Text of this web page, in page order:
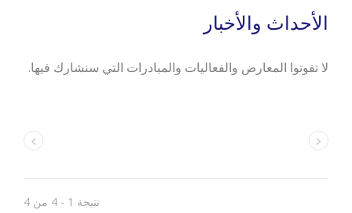
الأحداث والأخبار
لا تفوتوا المعارض والفعاليات والمبادرات التي سنشارك فيها.
نتيجة 1 - 4 من 4